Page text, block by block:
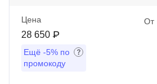
Цена
28 650 ₽
Ещё -5% по
промокоду
От